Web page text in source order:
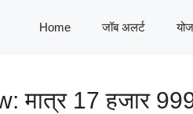
Home जॉब अलर्ट
17 हजार 999